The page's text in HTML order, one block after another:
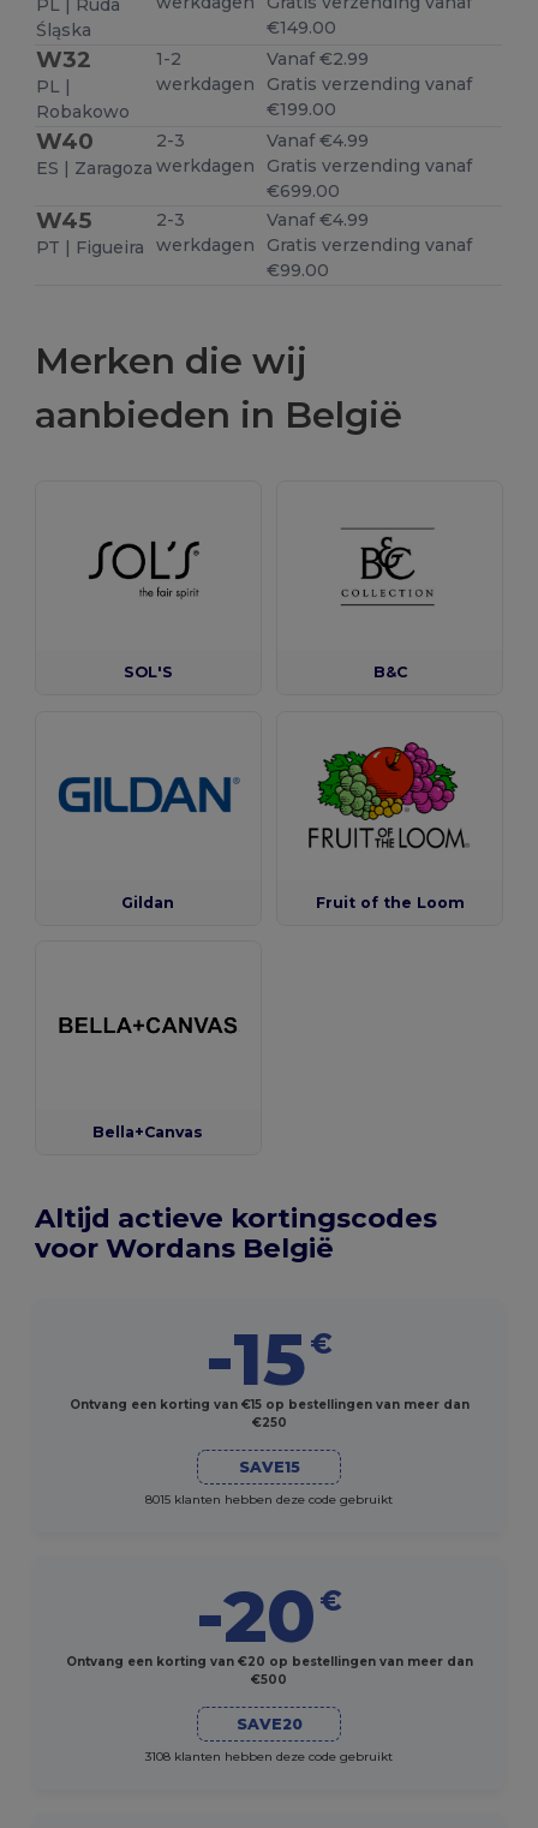
PL | Ruda
Śląska
€149.00
W32
PL |
Robakowo
1-2
werkdagen
Vanaf €2.99
Gratis verzending vanaf
€199.00
W40
ES | Zaragoza
2-3
werkdagen
Vanaf €4.99
Gratis verzending vanaf
€699.00
W45
PT | Figueira
2-3
werkdagen
Vanaf €4.99
Gratis verzending vanaf
€99.00
Merken die wij
aanbieden in België
SOL'S B&C
Gildan Fruit of the Loom
Bella+Canvas
Altijd actieve kortingscodes
voor Wordans België
-15€
Ontvang een korting van €15 op bestellingen van meer dan
€250
SAVE15
8015 klanten hebben deze code gebruikt
-20 €
Ontvang een korting van €20 op bestellingen van meer dan
€500
SAVE20
3108 klanten hebben deze code gebruikt